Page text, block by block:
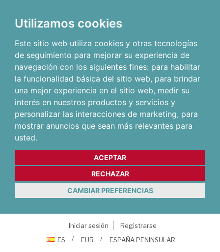
Utilizamos cookies
Este sitio web utiliza cookies y otras tecnologías
de seguimiento para mejorar su experiencia de
navegación con los siguientes fines: para habilitar
la funcionalidad básica del sitio web, para brindar
una mejor experiencia en el sitio web, medir su
interés en nuestros productos y servicios y
personalizar las interacciones de marketing, para
mostrar anuncios que sean más relevantes para
usted.
ACEPTAR
RECHAZAR
CAMBIAR PREFERENCIAS
Iniciar sesión
Registrarse
ES
EUR ESPAÑA PENINSULAR